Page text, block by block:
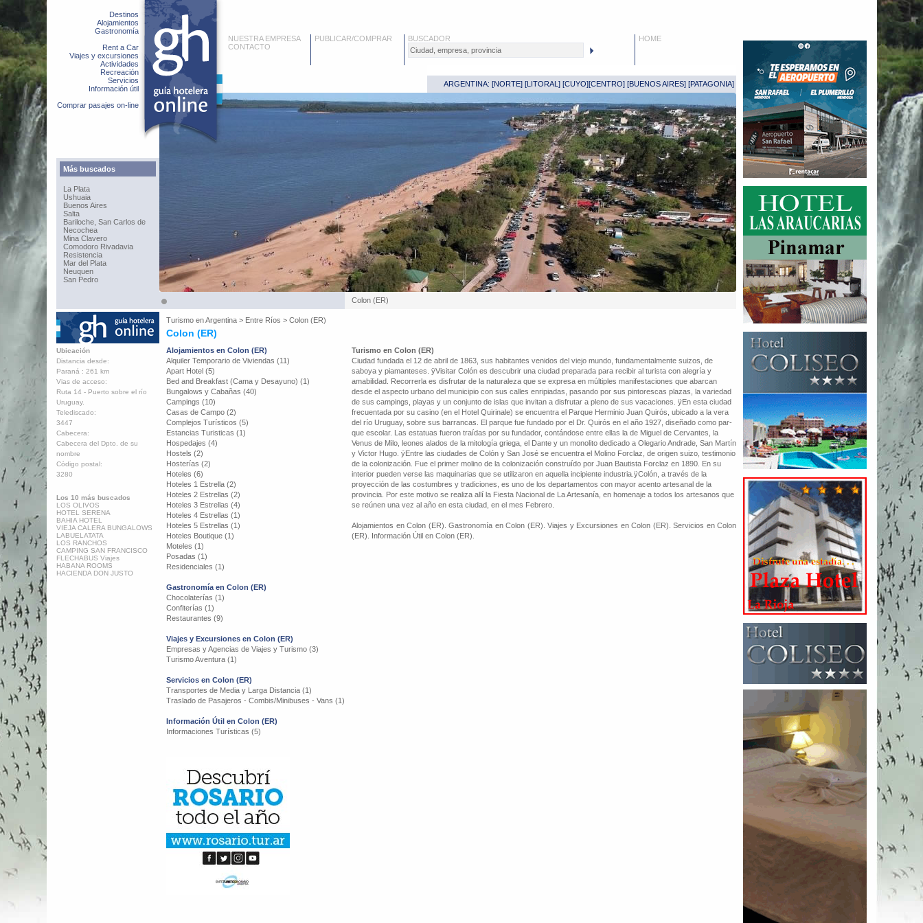
Destinos
Alojamientos
Gastronomía
Rent a Car
Viajes y excursiones
Actividades
Recreación
Servicios
Información útil
Comprar pasajes on-line
Más buscados
La Plata
Ushuaia
Buenos Aires
Salta
Bariloche, San Carlos de
Necochea
Mina Clavero
Comodoro Rivadavia
Resistencia
Mar del Plata
Neuquen
San Pedro
NUESTRA EMPRESA
CONTACTO
PUBLICAR/COMPRAR BUSCADOR HOME
ARGENTINA: [NORTE] [LITORAL ] [CUYO][CENTRO] [BUENOS AIRES] [PATAGONIA]
Colon (ER)
Turismo enArgentina > Entre Ríos > Colon (ER)
Colon (ER)
Ubicación
Distancia desde:
Paraná : 261 km
Vias de acceso:
Ruta 14 - Puerto sobre el río
Uruguay.
Telediscado:
3447
Cabecera:
Cabecera del Dpto. de su
nombre
Código postal:
3280
Los 10 más buscados
LOS OLIVOS
HOTEL SERENA
BAHIA HOTEL
VIEJA CALERA BUNGALOWS
LABUELATATA
LOS RANCHOS
CAMPING SAN FRANCISCO
FLECHABUS Viajes
HABANA ROOMS
HACIENDA DON JUSTO
Alojamientos en Colon (ER)
Alquiler Temporario de Viviendas (11)
Apart Hotel (5)
Bed and Breakfast (Cama y Desayuno) (1)
Bungalows y Cabañas (40)
Campings (10)
Casas de Campo (2)
Complejos Turísticos (5)
Estancias Turisticas (1)
Hospedajes (4)
Hostels (2)
Hosterías (2)
Hoteles (6)
Hoteles 1 Estrella (2)
Hoteles 2 Estrellas (2)
Hoteles 3 Estrellas (4)
Hoteles 4 Estrellas (1)
Hoteles 5 Estrellas (1)
Hoteles Boutique (1)
Moteles (1)
Posadas (1)
Residenciales (1)
Gastronomía en Colon (ER)
Chocolaterías (1)
Confiterías (1)
Restaurantes (9)
Viajes y Excursiones en Colon (ER)
Empresas y Agencias de Viajes y Turismo (3)
Turismo Aventura (1)
Servicios en Colon (ER)
Transportes de Media y Larga Distancia (1)
Traslado de Pasajeros - Combis/Minibuses - Vans (1)
Información Útil en Colon (ER)
Informaciones Turísticas (5)
Turismo en Colon (ER)
Ciudad fundada el 12 de abril de 1863, sus habitantes venidos del viejo mundo, fundamentalmente suizos, de
saboya y piamanteses. ÿVisitar Colón es descubrir una ciudad preparada para recibir al turista con alegría y
amabilidad. Recorrerla es disfrutar de la naturaleza que se expresa en múltiples manifestaciones que abarcan
desde el aspecto urbano del municipio con sus calles enripiadas, pasando por sus pintorescas plazas, la variedad
de sus campings, playas y un conjunto de islas que invitan a disfrutar a pleno de sus vacaciones. ÿEn esta ciudad
frecuentada por su casino (en el Hotel Quirinale) se encuentra el Parque Herminio Juan Quirós, ubicado a la vera
del río Uruguay, sobre sus barrancas. El parque fue fundado por el Dr. Quirós en el año 1927, diseñado como par-
que escolar. Las estatuas fueron traídas por su fundador, contándose entre ellas la de Miguel de Cervantes, la
Venus de Milo, leones alados de la mitología griega, el Dante y un monolito dedicado a Olegario Andrade, San Martín
y Victor Hugo. ÿEntre las ciudades de Colón y San José se encuentra el Molino Forclaz, de origen suizo, testimonio
de la colonización. Fue el primer molino de la colonización construído por Juan Bautista Forclaz en 1890. En su
interior pueden verse las maquinarias que se utilizaron en aquella incipiente industria.ÿColón, a través de la
proyección de las costumbres y tradiciones, es uno de los departamentos con mayor acento artesanal de la
provincia. Por este motivo se realiza allí la Fiesta Nacional de La Artesanía, en homenaje a todos los artesanos que
se reúnen una vez al año en esta ciudad, en el mes Febrero.
Alojamientos en Colon (ER). Gastronomía en Colon (ER). Viajes y Excursiones en Colon (ER). Servicios en Colon
(ER). Información Útil en Colon (ER).